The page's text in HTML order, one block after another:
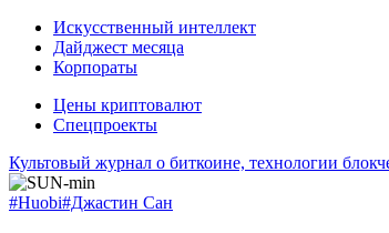
Искусственный интеллект
Дайджест месяца
Корпораты
Цены криптовалют
Спецпроекты
Культовый журнал о биткоине, технологии
#Huobi#Джастин Сан